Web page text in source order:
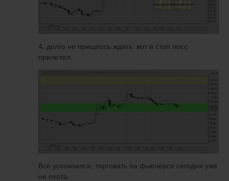
4. долго не пришлось ждать: вот и стоп лосс
прилетел.
Всё успокоился, торговать на фьючерсе сегодня уже
не охота.